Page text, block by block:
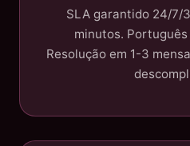
SLA garantido 24/7/
minutos.
Resolução em 1-3